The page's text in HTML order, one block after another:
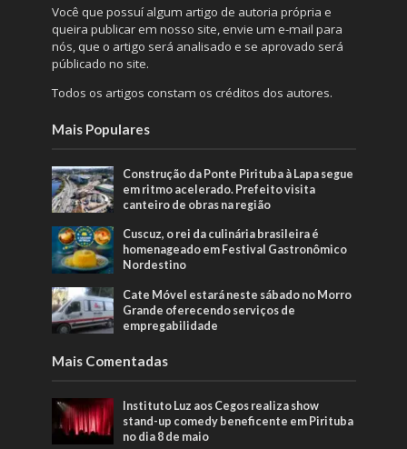
Você que possuí algum artigo de autoria própria e
queira publicar em nosso site, envie um e-mail para
nós, que o artigo será analisado e se aprovado será
públicado no site.
Todos os artigos constam os créditos dos autores.
Mais Populares
Construção da Ponte Pirituba à Lapa segue
em ritmo acelerado. Prefeito visita
canteiro de obras na região
Cuscuz, o rei da culinária brasileira é
homenageado em Festival Gastronômico
Nordestino
Cate Móvel estará neste sábado no Morro
Grande oferecendo serviços de
empregabilidade
Mais Comentadas
Instituto Luz aos Cegos realiza show
stand-up comedy beneficente em Pirituba
no dia 8 de maio